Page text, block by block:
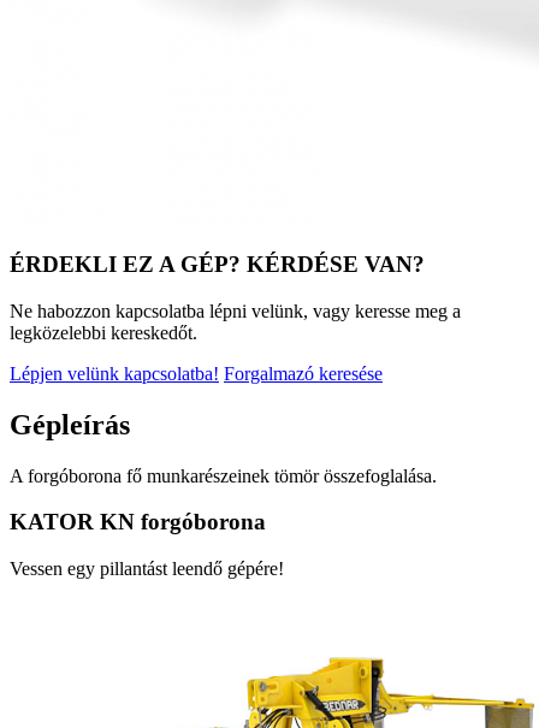
ÉRDEKLI EZ A GÉP? KÉRDÉSE VAN?
Ne habozzon kapcsolatba lépni velünk, vagy keresse meg a
legközelebbi kereskedőt.
Lépjen velünk kapcsolatba! Forgalmazó keresése
Gépleírás
A forgóborona fő munkarészeinek tömör összefoglalása.
KATOR KN forgóborona
Vessen egy pillantást leendő gépére!